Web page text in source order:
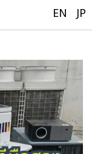
JP
EN